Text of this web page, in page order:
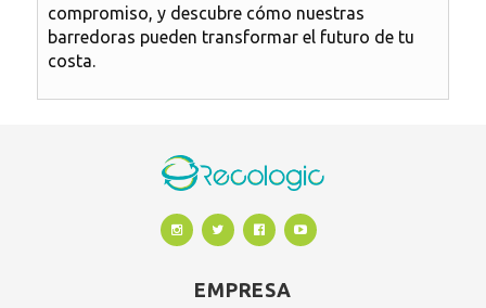
compromiso , y descubre cómo nuestras
barredoras pueden transformar el futuro de tu
costa.
EMPRESA